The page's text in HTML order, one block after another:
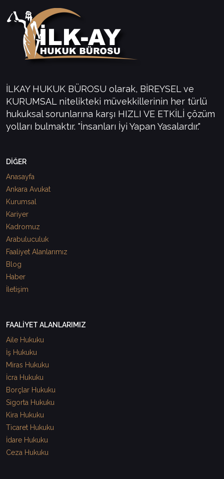
İLKAY HUKUK BÜROSU olarak, BİREYSEL ve
KURUMSAL nitelikteki müvekkillerinin her türlü
hukuksal sorunlarına karşı HIZLI VE ETKİLİ çözüm
yolları bulmaktır. "İnsanları İyi Yapan Yasalardır."
DİĞER
Anasayfa
Ankara Avukat
Kurumsal
Kariyer
Kadromuz
Arabuluculuk
Faaliyet Alanlarımız
Blog
Haber
İletişim
FAALİYET ALANLARIMIZ
Aile Hukuku
İş Hukuku
Miras Hukuku
İcra Hukuku
Borçlar Hukuku
Sigorta Hukuku
Kira Hukuku
Ticaret Hukuku
İdare Hukuku
Ceza Hukuku